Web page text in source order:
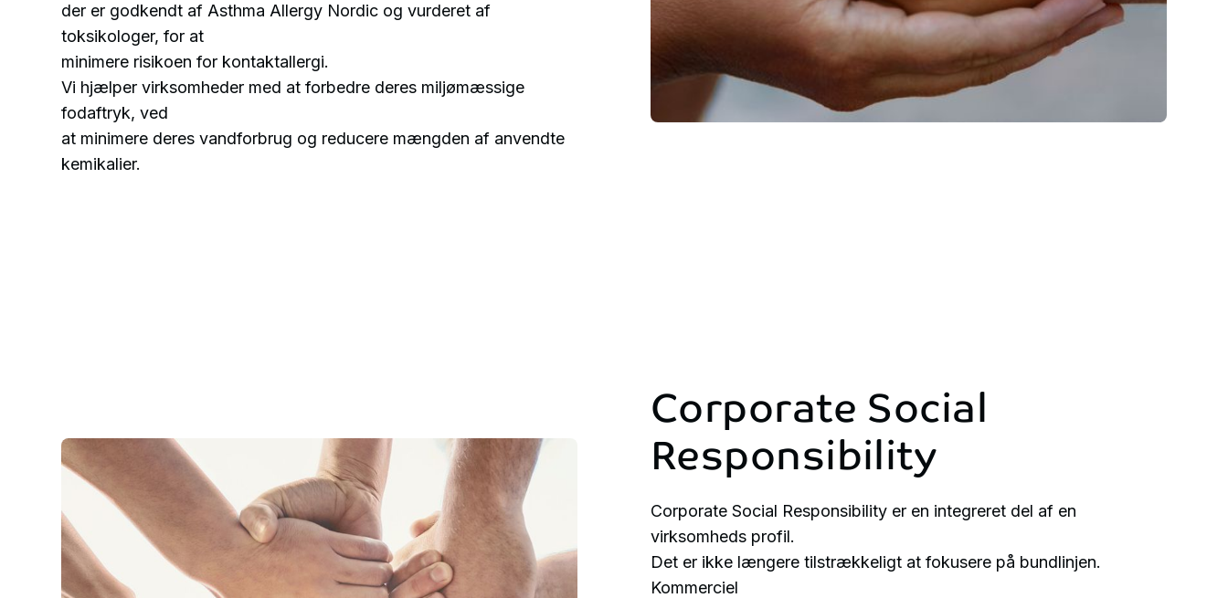
der er godkendt af Asthma Allergy Nordic og vurderet af
toksikologer, for at
minimere risikoen for kontaktallergi.
Vi hjælper virksomheder med at forbedre deres miljømæssige
fodaftryk, ved
at minimere deres vandforbrug og reducere mængden af anvendte
kemikalier.
CorporateSocial
Responsibility
Corporate Social Responsibility er en integreret del af en
virksomheds profil.
Det er ikke længere tilstrækkeligt at fokusere på bundlinjen.
Kommerciel